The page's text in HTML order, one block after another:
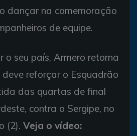
dançar na comemoração
de equipe.
o seu país, Armero retorna
reforçar o Esquadrão
das quartas de final
contra o Sergipe, no
(2). Veja o vídeo: